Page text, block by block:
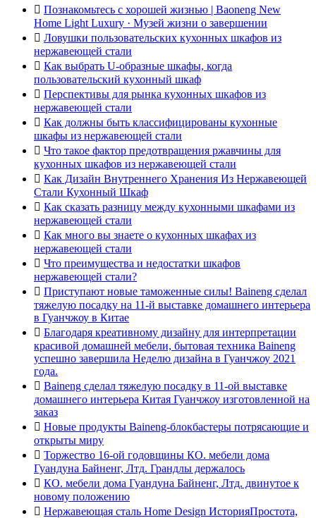
 Познакомьтесь с хорошей жизнью | Baoneng New
Home Light Luxury · Музей жизни о завершении
 Ловушки пользовательских кухонных шкафов из
нержавеющей стали
 Как выбрать U-образные шкафы, когда
пользовательский кухонный шкаф
 Перспективы для рынка кухонных шкафов из
нержавеющей стали
 Как должны быть классифицированы кухонные
шкафы из нержавеющей стали
 Что такое фактор предотвращения ржавчины для
кухонных шкафов из нержавеющей стали
 Как Дизайн Внутреннего Хранения Из Нержавеющей
Стали Кухонный Шкаф
 Как сказать разницу между кухонными шкафами из
нержавеющей стали
 Как много вы знаете о кухонных шкафах из
нержавеющей стали
 Что преимущества и недостатки шкафов
нержавеющей стали?
 Приступают новые таможенные силы! Baineng сделал
тяжелую посадку на 11-й выставке домашнего интерьера
в Гуанчжоу в Китае
 Благодаря креативному дизайну для интерпретации
красивой домашней мебели, бытовая техника Baineng
успешно завершила Неделю дизайна в Гуанчжоу 2021
года.
 Baineng сделал тяжелую посадку в 11-ой выставке
домашнего интерьера Китая Гуанчжоу изготовленной на
заказ
 Новые продукты Baineng-блокбастеры потрясающие и
открыты миру
 Торжество 16-ой годовщины КО. мебели дома
Гуандуна Байненг, Лтд. Грандлы держалось
 КО. мебели дома Гуандуна Байненг, Лтд. двинутое к
новому положению
 Нержавеющая сталь Home Design ИсторияПростота,